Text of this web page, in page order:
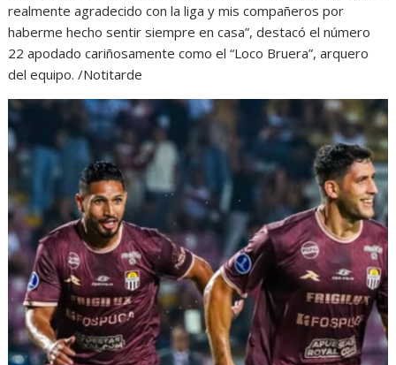
realmente agradecido con la liga y mis compañeros por
haberme hecho sentir siempre en casa”, destacó el número
22 apodado cariñosamente como el “Loco Bruera”, arquero
del equipo. /Notitarde